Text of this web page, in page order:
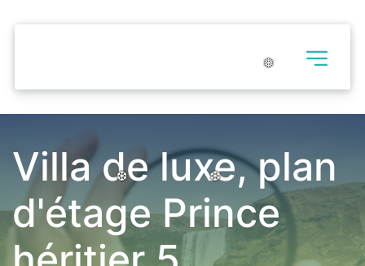
Villa de luxe, plan
d'étage Prince
❆
❅
❆ ❆
❅
❆ ❆
❅
❆